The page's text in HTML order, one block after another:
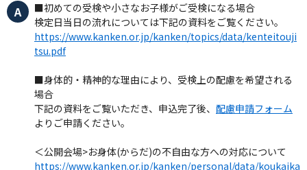
■初めての受検や小さなお子様がご受検になる場合
検定日当日の流れについては下記の資料をご覧ください。
https://www.kanken.or.jp/kanken/topics/data/kenteitouji
tsu.pdf
■身体的・精神的な理由により、受検上の配慮を希望される
場合
下記の資料をご覧いただき、申込完了後、 配慮申請フォーム
よりご申請ください。
＜公開会場>お身体(からだ)の不自由な方への対応について
https://www.kanken.or.jp/kanken/personal/data/koukaika